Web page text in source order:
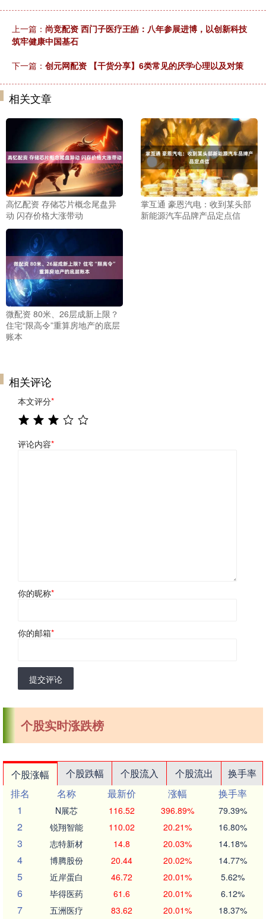
上一篇： 尚竞配资 西门子医疗王皓：八年参展进博，以创新科技
筑牢健康中国基石
下一篇： 创元网配资 【干货分享】6类常见的厌学心理以及对策
相关文章
高忆配资 存储芯片概念尾盘异
动 闪存价格大涨带动
掌互通 豪恩汽电：收到某头部
新能源汽车品牌产品定点信
微配资 80米、26层成新上限？
住宅“限高令”重算房地产的底层
账本
相关评论
本文评分*
评论内容*
你的昵称*
你的邮箱*
提交评论
个股实时涨跌榜
个股涨幅 个股跌幅 个股流入 个股流出
换手率
排名
名称 最新价 涨幅
换手率
1
N展芯 116.52 396.89% 79.39%
2 锐翔智能 110.02 20.21% 16.80%
3 志特新材 14.8 20.03% 14.18%
4 博腾股份 20.44 20.02% 14.77%
5 近岸蛋白 46.72 20.01% 5.62%
6 毕得医药 61.6 20.01% 6.12%
7 五洲医疗 83.62 20.01% 18.37%